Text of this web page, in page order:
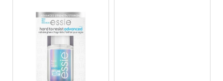
DRVENÝ
PESTREC
MARIÁNSKY